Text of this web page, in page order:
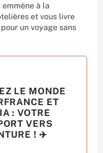
à la
et vous livre
un voyage sans
LE MONDE
ET
: VOTRE
VERS
! ✈️